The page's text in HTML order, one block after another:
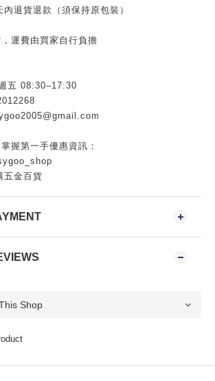
退貨退款（須保持原包裝）
運費由買家自行負擔
五 08:30–17:30
握第一手優惠資訊：
五金百貨